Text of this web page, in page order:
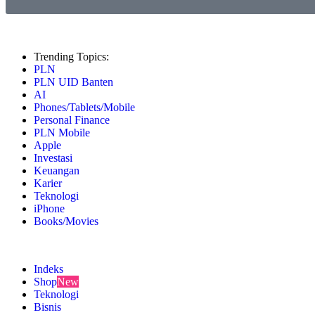
Trending Topics:
PLN
PLN UID Banten
AI
Phones/Tablets/Mobile
Personal Finance
PLN Mobile
Apple
Investasi
Keuangan
Karier
Teknologi
iPhone
Books/Movies
Indeks
ShopNew
Teknologi
Bisnis